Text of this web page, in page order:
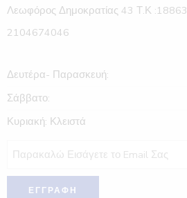
Λεωφόρος Δημοκρατίας 43 Τ.Κ :18863
2104674046
Δευτέρα- Παρασκευή:
Σάββατο:
Κυριακή: Κλειστά